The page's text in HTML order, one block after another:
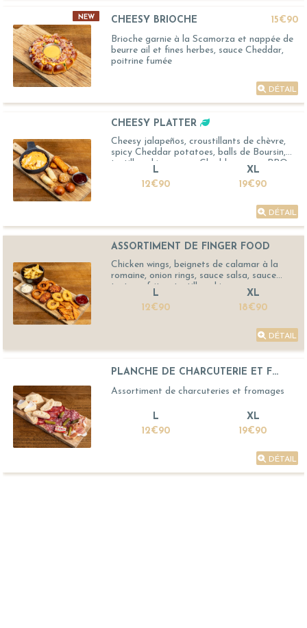
NEW CHEESY BRIOCHE
15€90
Brioche garnie à la Scamorza et nappée de
beurre ail et fines herbes, sauce Cheddar,
poitrine fumée
DÉTAIL
CHEESY PLATTER
Cheesy jalapeños, croustillants de chèvre,
spicy Cheddar potatoes, balls de Boursin,
tortillas chips, sauce Cheddar, sauce BBQ
L
12€90
XL
19€90
DÉTAIL
ASSORTIMENT DE FINGER FOOD
Chicken wings, beignets de calamar à la
romaine, onion rings, sauce salsa, sauce
tartare, frites, tortillas chips
L
12€90
XL
18€90
DÉTAIL
PLANCHE DE CHARCUTERIE ET F...
Assortiment de charcuteries et fromages
L
12€90
XL
19€90
DÉTAIL